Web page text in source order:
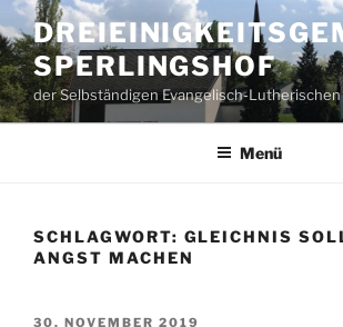
Zum
Inhalt
springenSPERLINGSHOF
der Selbständigen Evangelisch-
Menü
SCHLAGWORT: GLEICHNIS
ANGST MACHEN
VERÖFFENTLICHT
30. NOVEMBER 2019